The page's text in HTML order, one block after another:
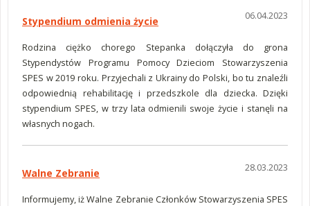
06.04.2023
Stypendium odmienia życie
Rodzina ciężko chorego Stepanka dołączyła do grona
Stypendystów Programu Pomocy Dzieciom Stowarzyszenia
SPES w 2019 roku. Przyjechali z Ukrainy do Polski, bo tu znaleźli
odpowiednią rehabilitację i przedszkole dla dziecka. Dzięki
stypendium SPES, w trzy lata odmienili swoje życie i stanęli na
własnych nogach.
28.03.2023
Walne Zebranie
Informujemy, iż Walne Zebranie Członków Stowarzyszenia SPES